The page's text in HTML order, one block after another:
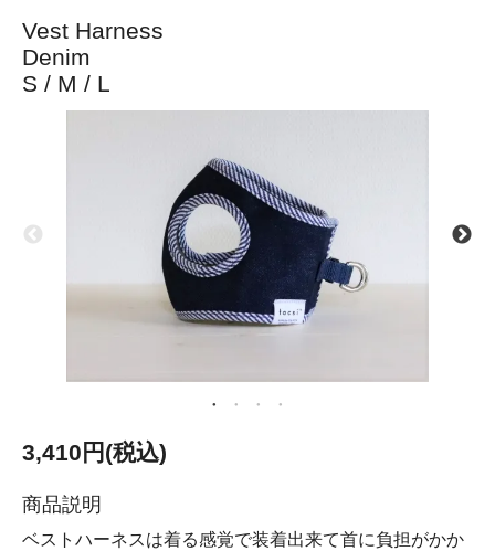
Vest Harness
Denim
S / M / L
3,410円(税込)
商品説明
ベストハーネスは着る感覚で装着出来て首に負担がかか